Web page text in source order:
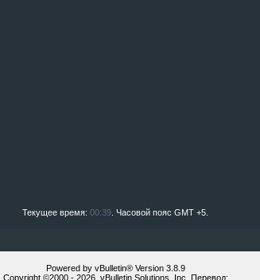
Текущее время: 00:39 . Часовой пояс GMT +5.
Powered by vBulletin® Version 3.8.9
Copyright ©2000 - 2026, vBulletin Solutions, Inc. Перевод: